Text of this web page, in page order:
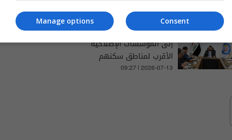
العدل تعتمد آلية لنقل النزلاء
إلى المؤسسات الإصلاحية
الأقرب لمناطق سكنهم
09:27 | 2026-07-13
Consent
Manage options